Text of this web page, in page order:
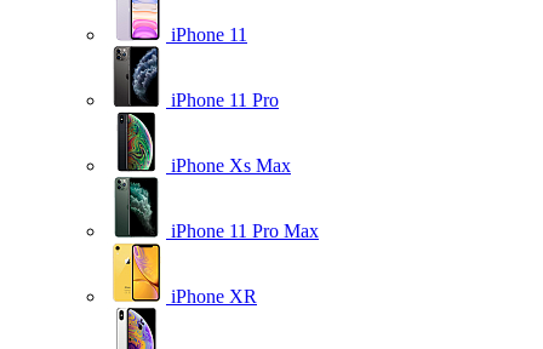
iPhone 11
iPhone 11 Pro
iPhone Xs Max
iPhone 11 Pro Max
iPhone XR